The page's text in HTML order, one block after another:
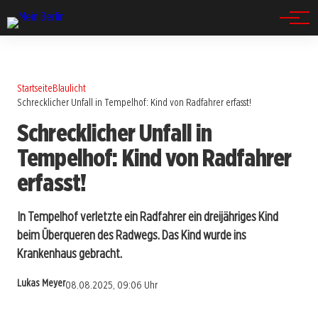
StartseiteBlaulicht
Schrecklicher Unfall in Tempelhof: Kind von Radfahrer erfasst!
Schrecklicher Unfall in
Tempelhof: Kind von Radfahrer
erfasst!
In Tempelhof verletzte ein Radfahrer ein dreijähriges Kind
beim Überqueren des Radwegs. Das Kind wurde ins
Krankenhaus gebracht.
Lukas Meyer08.08.2025, 09:06 Uhr